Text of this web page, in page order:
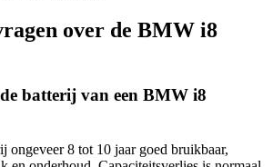
over de BMW i8
batterij van een BMW i8
ongeveer 8 tot 10 jaar goed bruikbaar,